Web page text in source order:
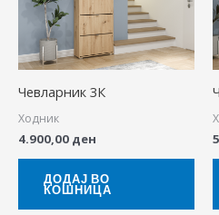
Чевларник 3К
Ходник
4.900,00 ден
ДОДАЈ ВО
КОШНИЦА